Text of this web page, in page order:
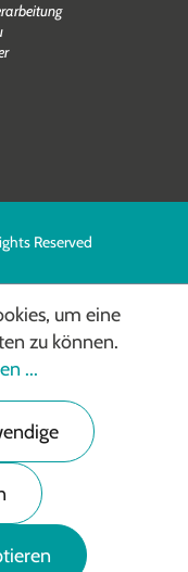
Reserved
um eine
zu können.
...